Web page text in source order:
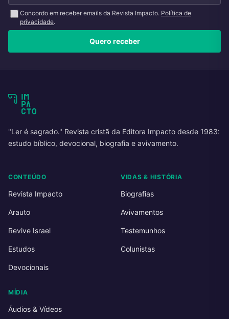
Concordo em receber emails da Revista Impacto. Política de
privacidade.
Quero receber
"Ler é sagrado." Revista cristã da Editora Impacto desde 1983:
estudo bíblico, devocional, biografia e avivamento.
CONTEÚDO
Revista Impacto
Arauto
Revive Israel
Estudos
Devocionais
VIDAS & HISTÓRIA
Biografias
Avivamentos
Testemunhos
Colunistas
MÍDIA
Áudios & Vídeos